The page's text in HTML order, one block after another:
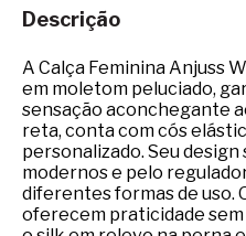
Descrição
A Calça Feminina Anjuss
em moletom peluciado,
sensação aconchegante
reta, conta com cós
personalizado. Seu
modernos e pelo
diferentes formas de uso.
oferecem praticidade